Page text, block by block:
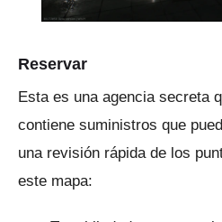
Reservar
Esta es una agencia secreta
contiene suministros que
una revisión rápida de los
este mapa: